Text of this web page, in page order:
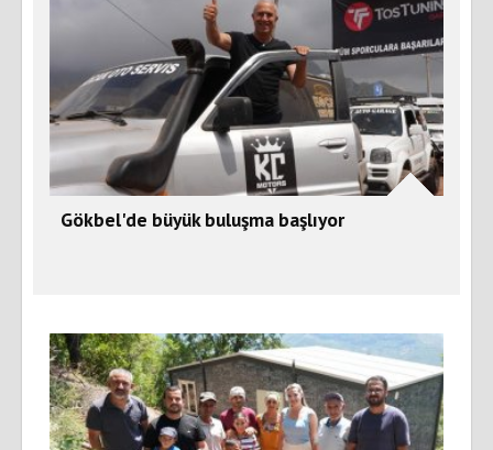
Gökbel'de büyük buluşma başlıyor